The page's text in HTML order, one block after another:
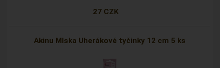
27 CZK
Akinu Mlska Uherákové tyčinky 12 cm 5 ks